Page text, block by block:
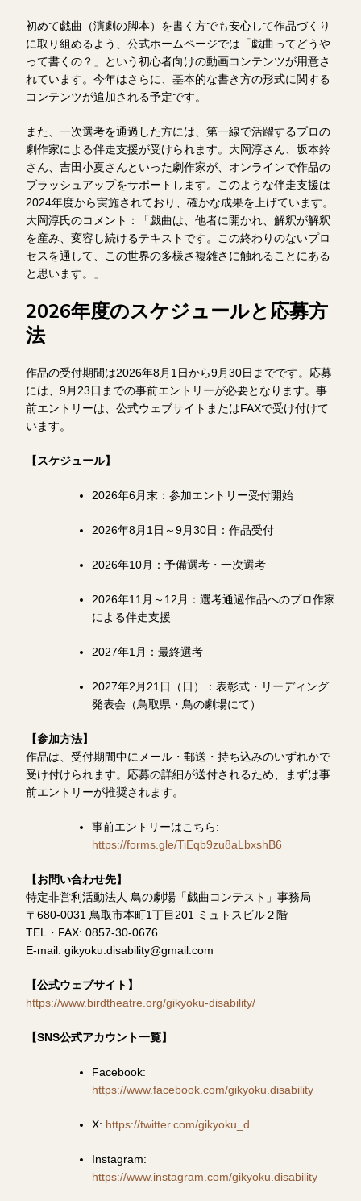
初めて戯曲（演劇の脚本）を書く方でも安心して作品づくり
に取り組めるよう、公式ホームページでは「戯曲ってどうや
って書くの？」という初心者向けの動画コンテンツが用意さ
れています。今年はさらに、基本的な書き方の形式に関する
コンテンツが追加される予定です。
また、一次選考を通過した方には、第一線で活躍するプロの
劇作家による伴走支援が受けられます。大岡淳さん、坂本鈴
さん、吉田小夏さんといった劇作家が、オンラインで作品の
ブラッシュアップをサポートします。このような伴走支援は
2024年度から実施されており、確かな成果を上げています。
大岡淳氏のコメント：「戯曲は、他者に開かれ、解釈が解釈
を産み、変容し続けるテキストです。この終わりのないプロ
セスを通して、この世界の多様さ複雑さに触れることにある
と思います。」
2026年度のスケジュールと応募方
法
作品の受付期間は2026年8月1日から9月30日までです。応募
には、9月23日までの事前エントリーが必要となります。事
前エントリーは、公式ウェブサイトまたはFAXで受け付けて
います。
【スケジュール】
2026年6月末：参加エントリー受付開始
2026年8月1日～9月30日：作品受付
2026年10月：予備選考・一次選考
2026年11月～12月：選考通過作品へのプロ作家
による伴走支援
2027年1月：最終選考
2027年2月21日（日）：表彰式・リーディング
発表会（鳥取県・鳥の劇場にて）
【参加方法】
作品は、受付期間中にメール・郵送・持ち込みのいずれかで
受け付けられます。応募の詳細が送付されるため、まずは事
前エントリーが推奨されます。
事前エントリーはこちら:
https://forms.gle/TiEqb9zu8aLbxshB6
【お問い合わせ先】
特定非営利活動法人 鳥の劇場「戯曲コンテスト」事務局
〒680-0031 鳥取市本町1丁目201 ミュトスビル２階
TEL・FAX: 0857-30-0676
E-mail: gikyoku.disability@gmail.com
【公式ウェブサイト】
https://www.birdtheatre.org/gikyoku-disability/
【SNS公式アカウント一覧】
Facebook:
https://www.facebook.com/gikyoku.disability
X: https://twitter.com/gikyoku_d
Instagram:
https://www.instagram.com/gikyoku.disability